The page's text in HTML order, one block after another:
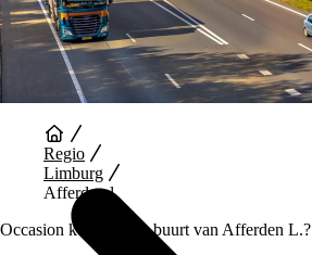
Auto Diensten
Regio
Limburg
Afferden l
Occasion kopen in de buurt van Afferden L.?